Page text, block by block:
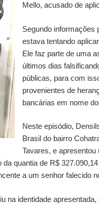
Mello, acusado de
Segundo informações
estava tentando
Ele faz parte de uma
últimos dias
públicas, para com
provenientes de
bancárias em nome
Neste episódio,
Brasil do bairro
Tavares, e
quantia de R$
a um senhor falecido
na identidade